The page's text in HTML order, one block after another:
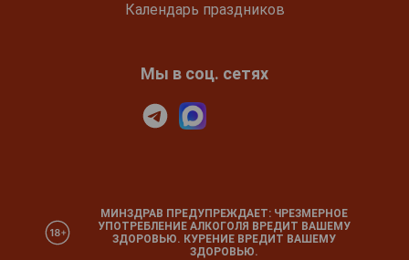
Календарь праздников
Мы в соц. сетях
МИНЗДРАВ ПРЕДУПРЕЖДАЕТ: ЧРЕЗМЕРНОЕ
УПОТРЕБЛЕНИЕ АЛКОГОЛЯ ВРЕДИТ ВАШЕМУ
ЗДОРОВЬЮ. КУРЕНИЕ ВРЕДИТ ВАШЕМУ
ЗДОРОВЬЮ.